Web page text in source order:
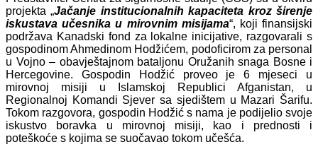
projekta „Jačanje institucionalnih kapaciteta kroz širenje
iskustava učesnika u mirovnim misijama“, koji finansijski
podržava Kanadski fond za lokalne inicijative, razgovarali s
gospodinom Ahmedinom Hodžićem, podoficirom za personal
u Vojno – obavještajnom bataljonu Oružanih snaga Bosne i
Hercegovine. Gospodin Hodžić proveo je 6 mjeseci u
mirovnoj misiji u Islamskoj Republici Afganistan, u
Regionalnoj Komandi Sjever sa sjedištem u Mazari Šarifu.
Tokom razgovora, gospodin Hodžić s nama je podijelio svoje
iskustvo boravka u mirovnoj misiji, kao i prednosti i
poteškoće s kojima se suočavao tokom učešća.